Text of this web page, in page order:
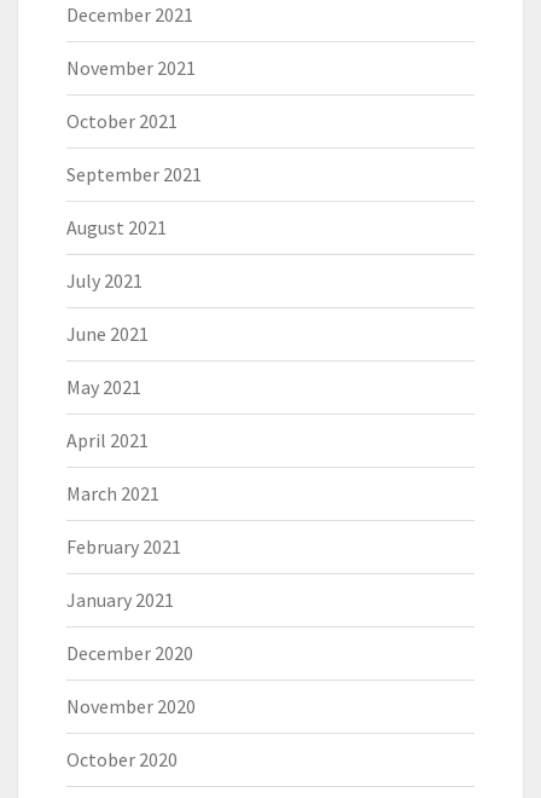
December 2021
November 2021
October 2021
September 2021
August 2021
July 2021
June 2021
May 2021
April 2021
March 2021
February 2021
January 2021
December 2020
November 2020
October 2020